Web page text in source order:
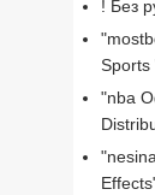
! Без
Sports
"nba